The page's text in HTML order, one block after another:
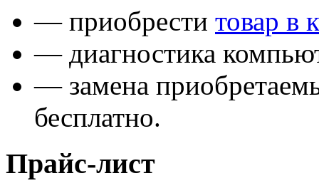
— приобрести товар в
— диагностика
— замена
бесплатно.
Прайс-лист